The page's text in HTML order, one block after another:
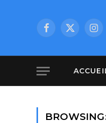
Facebook
X